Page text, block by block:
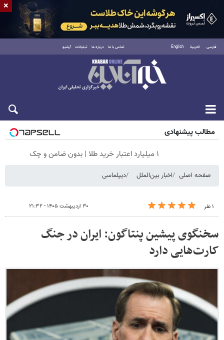
فارسی العربية English تماس با ما درباره ما تبلیغات آرشیو
جمعه ۱۶ مرداد ۱۴۰۵
مطالب پیشنهادی
۱ میلیارد اعتبار خرید طلا | بدون ضامن و چک
صفحه اصلی اخبار بین‌الملل دیپلماسی
۱ نفر ۳۰ اردیبهشت ۱۴۰۵ - ۲۱:۳۲
سخنگوی پیشین پنتاگون: ایران در جنگ
کارت‌هایی دارد
×